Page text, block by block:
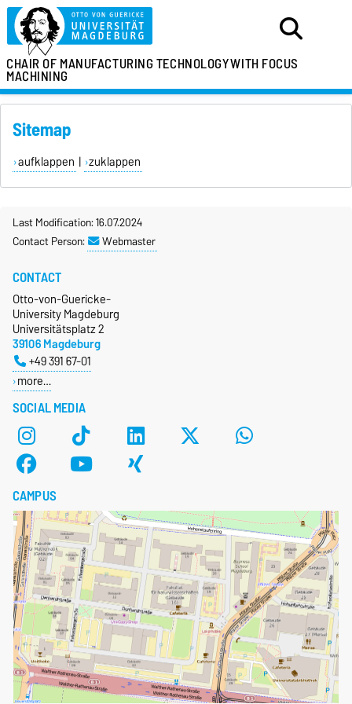
CHAIR OF MANUFACTURING TECHNOLOGYWITH FOCUS
MACHINING
Sitemap
aufklappen | zuklappen
Last Modification: 16.07.2024
Contact Person:
Webmaster
SOCIAL MEDIA
CONTACT
Otto-von-Guericke-
University Magdeburg
Universitätsplatz 2
39106 Magdeburg
+49 391 67-01
more…
CAMPUS